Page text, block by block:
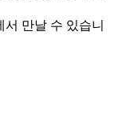
만날 수 있습니